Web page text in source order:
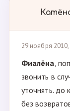
29 ноября 2010,
Фиалёна,
звонить в
уточнять. до
без